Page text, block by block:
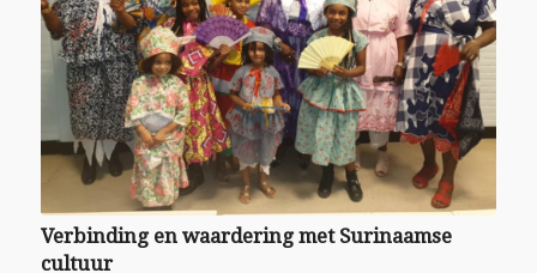
Verbinding en waardering met Surinaamse
cultuur